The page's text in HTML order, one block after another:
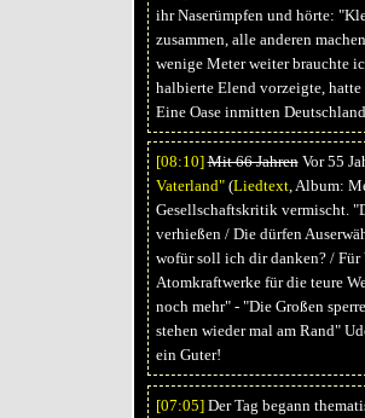
ihr Naserümpfen und hörte:
zusammen, alle anderen
wenige Meter weiter brauchte
halbierte Elend vorzeigte, hatte
Eine Oase inmitten
[08:10] Mit 66 JahrenVor 55
Vaterland"(Liedtext, Album:
Gesellschaftskritik vermischt.
verhießen / Die dürfen
wofür soll ich dir danken? / Für
Atomkraftwerke für die teure
noch mehr" - "Die Großen
stehen wieder mal am Rand"
ein Guter!
[07:05]Der Tag begann